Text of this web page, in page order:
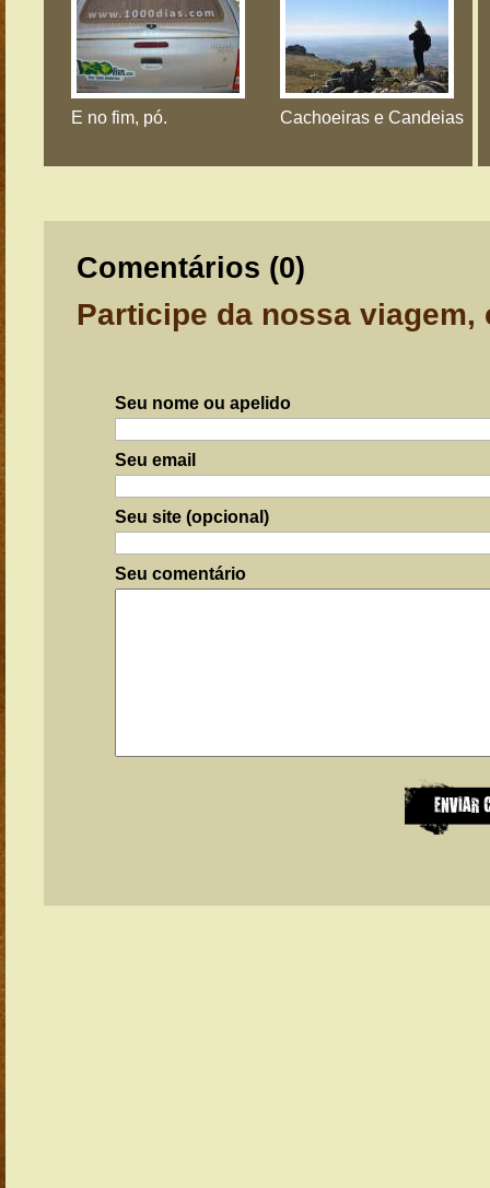
E no fim, pó. Cachoeiras e Candeias
Comentários (0)
Participe da nossa viagem,
Seu nome ou apelido
Seu email
Seu site (opcional)
Seu comentário